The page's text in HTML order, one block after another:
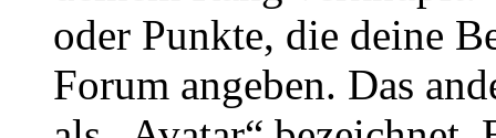
oder Punkte, die deine
Forum angeben. Das